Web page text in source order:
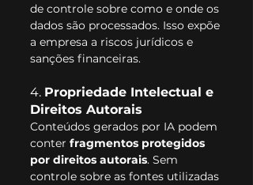
de controle sobre como e onde os
dados são processados. Isso expõe
a empresa a riscos jurídicos e
sanções financeiras.
4. Propriedade Intelectual e
Direitos Autorais
Conteúdos gerados por IA podem
conter fragmentos protegidos
por direitos autorais. Sem
controle sobre as fontes utilizadas